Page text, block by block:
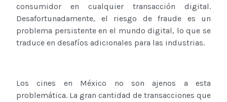
consumidor en cualquier transacción digital.
Desafortunadamente, el riesgo de fraude es un
problema persistente en el mundo digital, lo que se
traduce en desafíos adicionales para las industrias.
Los cines en México no son ajenos a esta
problemática. La gran cantidad de transacciones que